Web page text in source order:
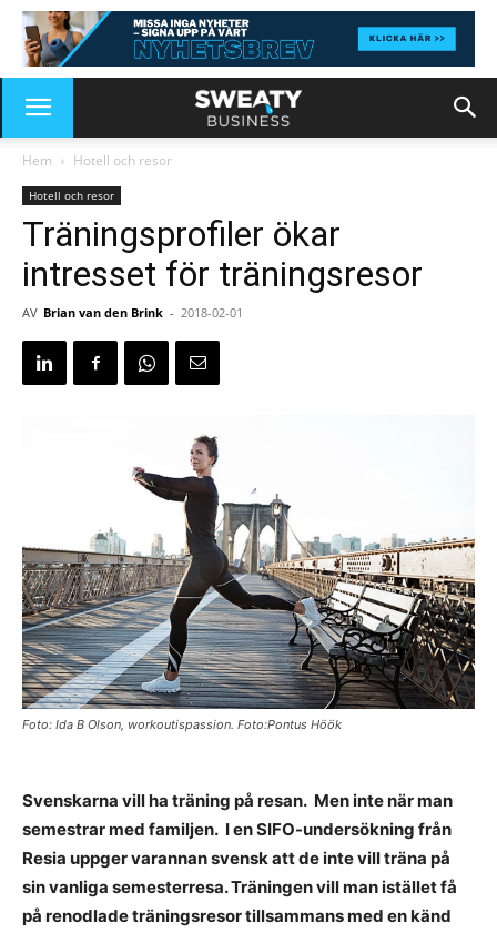
Hem Hotell och resor
Hotell och resor
Träningsprofiler ökar
intresset för träningsresor
AV Brian van den Brink - 2018-02-01
Foto: Ida B Olson, workoutispassion. Foto:Pontus Höök
Svenskarna vill ha träning på resan. Men inte när man
semestrar med familjen. I en SIFO-undersökning från
Resia uppger varannan svensk att de inte vill träna på
sin vanliga semesterresa. Träningen vill man istället få
på renodlade träningsresor tillsammans med en känd